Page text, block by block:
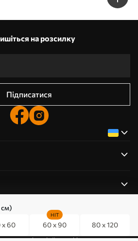
см)
x 60 60 x 90
HIT
80 x 120
на розсилку
Підписатися
0800357223
дозволів на файли cookie